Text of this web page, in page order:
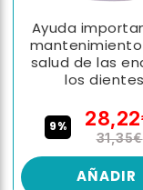
Ayuda
salud de las
los
9%
31,35€
AÑADIR